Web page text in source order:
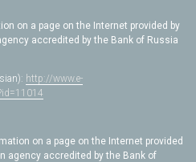
on a page on the Internet provided by
accredited by the Bank of Russia
http://www.e-
on a page on the Internet provided
agency accredited by the Bank of